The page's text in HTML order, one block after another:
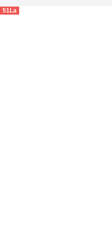
51La